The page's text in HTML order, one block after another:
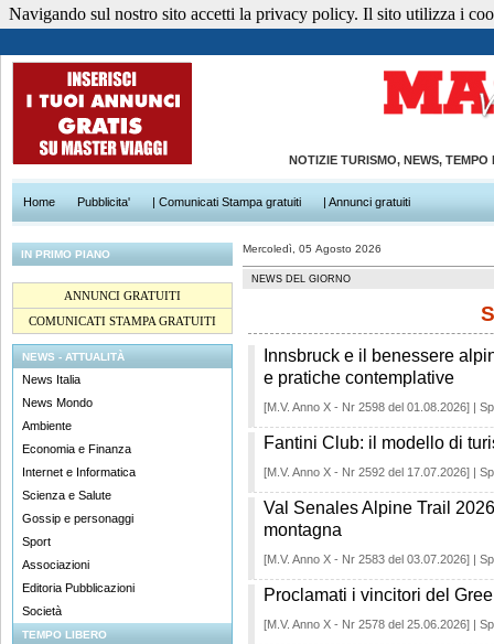
NOTIZIE TURISMO, NEWS,
Home Pubblicita' | Comunicati Stampa gratuiti | Annunci gratuiti
IN PRIMO PIANO
ANNUNCI GRATUITI
COMUNICATI STAMPA GRATUITI
NEWS - ATTUALITÀ
News Italia
News Mondo
Ambiente
Economia e Finanza
Internet e Informatica
Scienza e Salute
Gossip e personaggi
Sport
Associazioni
Editoria Pubblicazioni
Società
TEMPO LIBERO
Mercoledì, 05 Agosto 2026
NEWS DEL GIORNO
Innsbruck e il benessere
e pratiche contemplative
[M.V. Anno X - Nr 2598 del 01.08.2026] |
Fantini Club: il modello di
[M.V. Anno X - Nr 2592 del 17.07.2026] |
Val Senales Alpine Trail
montagna
[M.V. Anno X - Nr 2583 del 03.07.2026] |
Proclamati i vincitori del
[M.V. Anno X - Nr 2578 del 25.06.2026] |
Navigando sul nostro sito accetti la privacy policy. Il sito utilizza i